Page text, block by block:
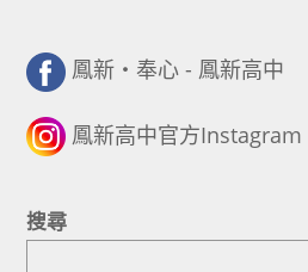
鳳新・奉心 - 鳳新高中
鳳新高中官方Instagram
搜尋